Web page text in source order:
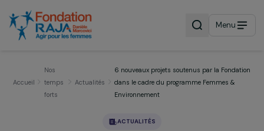
Menu
temps Actualités dans le cadre du programme Femmes &